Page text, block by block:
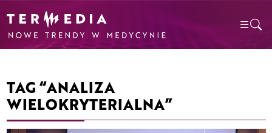
TAG “ANALIZA
WIELOKRYTERIALNA”